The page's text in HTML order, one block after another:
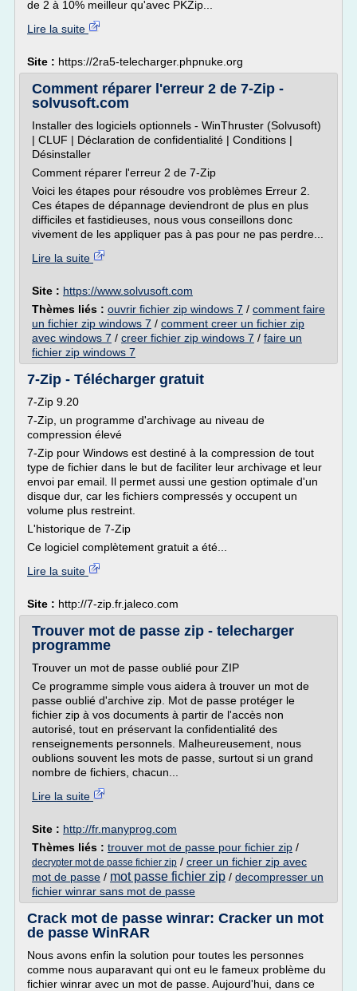
de 2 à 10% meilleur qu'avec PKZip...
Lire la suite
Site : https://2ra5-telecharger.phpnuke.org
Comment réparer l'erreur 2 de 7-Zip -
solvusoft.com
Installer des logiciels optionnels - WinThruster (Solvusoft)
| CLUF | Déclaration de confidentialité | Conditions |
Désinstaller
Comment réparer l'erreur 2 de 7-Zip
Voici les étapes pour résoudre vos problèmes Erreur 2.
Ces étapes de dépannage deviendront de plus en plus
difficiles et fastidieuses, nous vous conseillons donc
vivement de les appliquer pas à pas pour ne pas perdre...
Lire la suite
Site : https://www.solvusoft.com
Thèmes liés : ouvrir fichier zip windows 7 / comment faire
un fichier zip windows 7 / comment creer un fichier zip
avec windows 7 / creer fichier zip windows 7 / faire un
fichier zip windows 7
7-Zip - Télécharger gratuit
7-Zip 9.20
7-Zip, un programme d'archivage au niveau de
compression élevé
7-Zip pour Windows est destiné à la compression de tout
type de fichier dans le but de faciliter leur archivage et leur
envoi par email. Il permet aussi une gestion optimale d'un
disque dur, car les fichiers compressés y occupent un
volume plus restreint.
L'historique de 7-Zip
Ce logiciel complètement gratuit a été...
Lire la suite
Site : http://7-zip.fr.jaleco.com
Trouver mot de passe zip - telecharger
programme
Trouver un mot de passe oublié pour ZIP
Ce programme simple vous aidera à trouver un mot de
passe oublié d'archive zip. Mot de passe protéger le
fichier zip à vos documents à partir de l'accès non
autorisé, tout en préservant la confidentialité des
renseignements personnels. Malheureusement, nous
oublions souvent les mots de passe, surtout si un grand
nombre de fichiers, chacun...
Lire la suite
Site : http://fr.manyprog.com
Thèmes liés : trouver mot de passe pour fichier zip /
decrypter mot de passe fichier zip / creer un fichier zip avec
mot de passe / mot passe fichier zip / decompresser un
fichier winrar sans mot de passe
Crack mot de passe winrar: Cracker un mot
de passe WinRAR
Nous avons enfin la solution pour toutes les personnes
comme nous auparavant qui ont eu le fameux problème du
fichier winrar avec un mot de passe. Aujourd'hui, dans ce